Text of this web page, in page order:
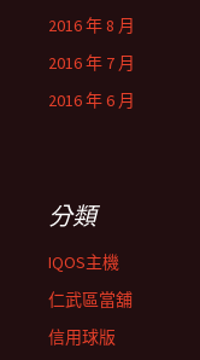
2016 年 8 月
2016 年 7 月
2016 年 6 月
分類
IQOS主機
仁武區當舖
信用球版